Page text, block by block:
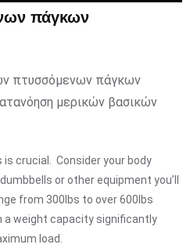
πάγκων
πτυσσόμενων πάγκων
μερικών βασικών
is crucial. Consider your body
or other equipment you’ll
from 300lbs to over 600lbs
a weight capacity significantly
load.